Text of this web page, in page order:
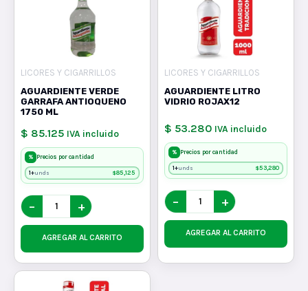
LICORES Y CIGARRILLOS
AGUARDIENTE VERDE
GARRAFA ANTIOQUENO
1750 ML
$ 85.125 IVA incluido
% Precios por cantidad
1+unds $85,125
− +
AGREGAR AL CARRITO
LICORES Y CIGARRILLOS
AGUARDIENTE LITRO
VIDRIO ROJAX12
$ 53.280 IVA incluido
% Precios por cantidad
1+unds $53,280
− +
AGREGAR AL CARRITO